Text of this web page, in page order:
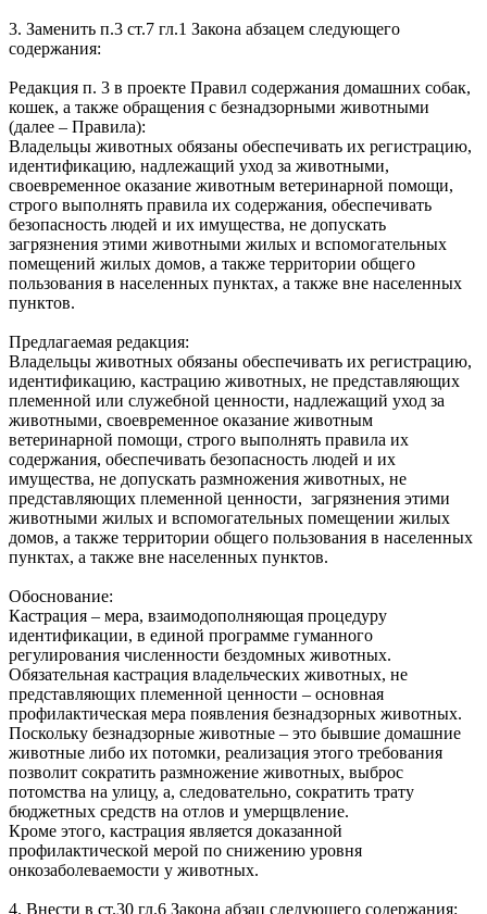
3. Заменить п.3 ст.7 гл.1 Закона абзацем следующего
содержания:
Редакция п. 3 в проекте Правил содержания домашних собак,
кошек, а также обращения с безнадзорными животными
(далее – Правила):
Владельцы животных обязаны обеспечивать их регистрацию,
идентификацию, надлежащий уход за животными,
своевременное оказание животным ветеринарной помощи,
строго выполнять правила их содержания, обеспечивать
безопасность людей и их имущества, не допускать
загрязнения этими животными жилых и вспомогательных
помещений жилых домов, а также территории общего
пользования в населенных пунктах, а также вне населенных
пунктов.
Предлагаемая редакция:
Владельцы животных обязаны обеспечивать их регистрацию,
идентификацию, кастрацию животных, не представляющих
племенной или служебной ценности, надлежащий‌ уход за
животными, своевременное оказание животным
ветеринарной‌ помощи, строго выполнять правила их
содержания, обеспечивать безопасность людей‌ и их
имущества, не допускать размножения животных, не
представляющих племенной ценности, загрязнения этими
животными жилых и вспомогательных помещении‌ жилых
домов, а также территории общего пользования в населенных
пунктах, а также вне населенных пунктов.
Обоснование:
Кастрация – мера, взаимодополняющая процедуру
идентификации, в единой программе гуманного
регулирования численности бездомных животных.
Обязательная кастрация владельческих животных, не
представляющих племенной ценности – основная
профилактическая мера появления безнадзорных животных.
Поскольку безнадзорные животные – это бывшие домашние
животные либо их потомки, реализация этого требования
позволит сократить размножение животных, выброс
потомства на улицу, а, следовательно, сократить трату
бюджетных средств на отлов и умерщвление.
Кроме этого, кастрация является доказанной
профилактической мерой по снижению уровня
онкозаболеваемости у животных.
4. Внести в ст.30 гл.6 Закона абзац следующего содержания: